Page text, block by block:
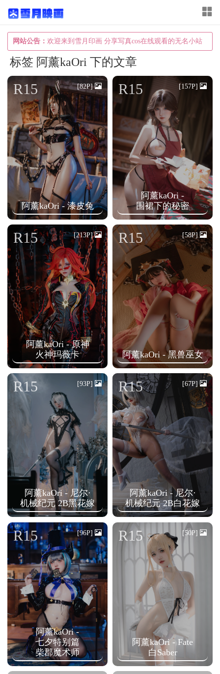
网站公告： 欢迎来到雪月印画 分享写真cos在线观看的无名小站
T
o
g
e
a
t
i
o
n
标签 阿薰kaOri 下的文章
阿薰kaOri - 漆皮兔
R15 [82P]
阿薰kaOri -
围裙下的秘密
R15 [157P]
阿薰kaOri - 原神
火神玛薇卡
R15 [213P]
阿薰kaOri - 黑兽巫女
R15 [58P]
阿薰kaOri - 尼尔·
机械纪元 2B黑花嫁
R15 [93P]
阿薰kaOri - 尼尔·
机械纪元 2B白花嫁
R15 [67P]
阿薰kaOri -
七夕特别篇
柴郡魔术师
R15 [96P]
阿薰kaOri - Fate
白Saber
R15 [50P]